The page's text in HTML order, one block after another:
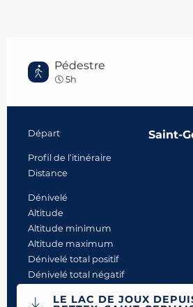
Pédestre
5h
Informations
Départ Saint-
Profil de l’itinéraire
Distance
Dénivelé
Altitude
Altitude minimum
Altitude maximum
Dénivelé total positif
Dénivelé total négatif
Documentation
LE LAC DE JOUX